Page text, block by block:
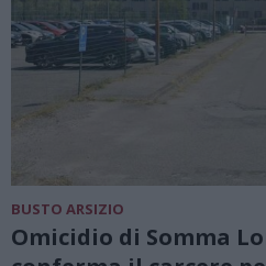
BUSTO ARSIZIO
Omicidio di Somma